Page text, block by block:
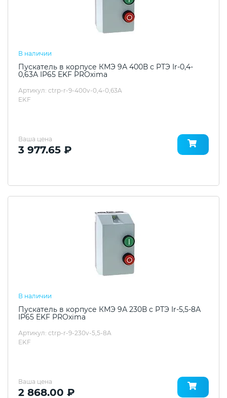
В наличии
Пускатель в корпусе КМЭ 9А 400В с РТЭ Ir-0,4-
0,63А IP65 EKF PROxima
Артикул: ctrp-r-9-400v-0,4-0,63A
EKF
Ваша цена
3 977.65 ₽
В наличии
Пускатель в корпусе КМЭ 9А 230В с РТЭ Ir-5,5-8А
IP65 EKF PROxima
Артикул: ctrp-r-9-230v-5,5-8A
EKF
Ваша цена
2 868.00 ₽